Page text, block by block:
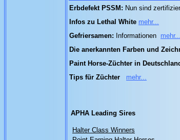
Erbdefekt PSSM: Nun sind
Infos zu Lethal White mehr...
Gefriersamen: Informationen mehr...
Die anerkannten Farben und
Paint Horse-Züchter in
Tips für Züchter
mehr...
APHA Leading Sires
Halter Class Winners